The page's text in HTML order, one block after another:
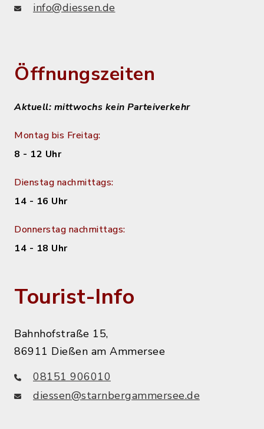
info@diessen.de
Öffnungszeiten
Aktuell: mittwochs kein Parteiverkehr
Montag bis Freitag:
8 - 12 Uhr
Dienstag nachmittags:
14 - 16 Uhr
Donnerstag nachmittags:
14 - 18 Uhr
Tourist-Info
Bahnhofstraße 15,
86911 Dießen am Ammersee
08151 906010
diessen@starnbergammersee.de